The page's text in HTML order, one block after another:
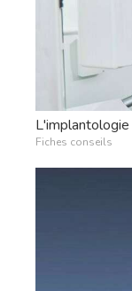
Fiches conseils